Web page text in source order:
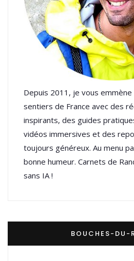
Depuis 2011, je vous
sentiers de France avec des
inspirants, des guides
vidéos immersives et des
toujours généreux. Au menu
bonne humeur. Carnets de
sans IA !
BOUCHES-DU-